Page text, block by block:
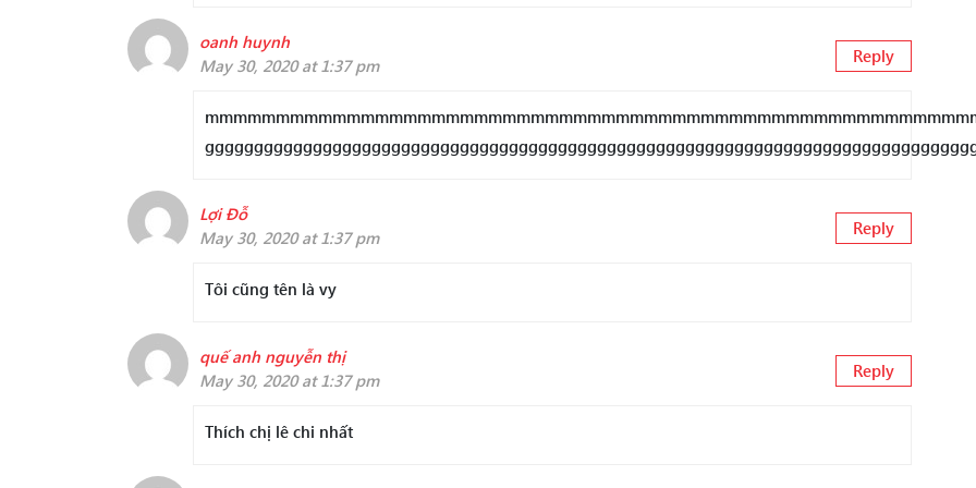
oanh huynh
May 30, 2020 at 1:37 pm
Reply
Lợi Đỗ
May 30, 2020 at 1:37 pm
Reply
Tôi cũng tên là vy
quế anh nguyễn thị
May 30, 2020 at 1:37 pm
Reply
Thích chị lê chi nhất